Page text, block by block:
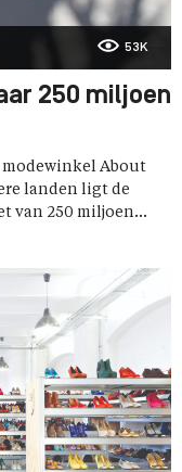
53K
250 miljoen
modewinkel About
landen ligt de
van 250 miljoen...